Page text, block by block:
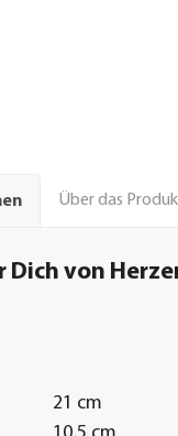
Über das
Dich von
21 cm